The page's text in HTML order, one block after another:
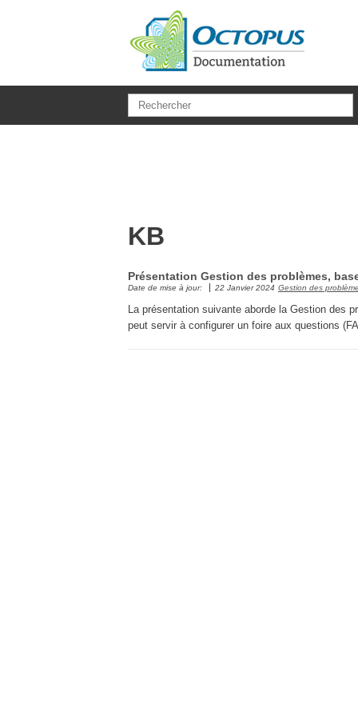
KB
Présentation Gestion des problèmes,
Date de mise à jour: 22 Janvier 2024 Gestion des
La présentation suivante aborde la Gestion des
peut servir à configurer un foire aux questions